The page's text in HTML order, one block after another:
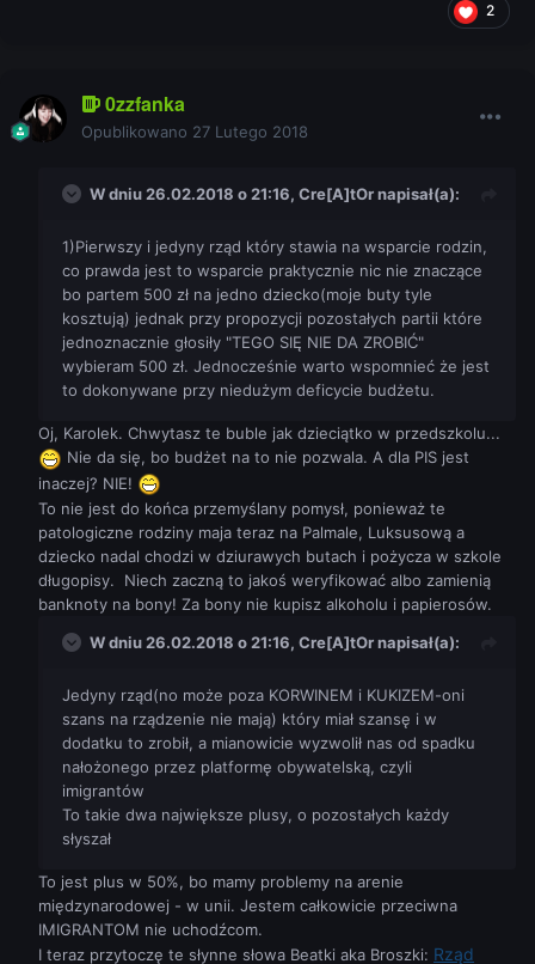
2
0zzfanka
Opublikowano 27 Lutego 2018
W dniu 26.02.2018 o 21:16, Cre[A]tOrnapisał(a):
1)Pierwszy i jedyny rząd który stawia na wsparcie rodzin,
co prawda jest to wsparcie praktycznie nic nie znaczące
bo partem 500 zł na jedno dziecko(moje buty tyle
kosztują) jednak przy propozycji pozostałych partii które
jednoznacznie głosiły "TEGO SIĘ NIE DA ZROBIĆ"
wybieram 500 zł. Jednocześnie warto wspomnieć że jest
to dokonywane przy niedużym deficycie budżetu.
Oj, Karolek. Chwytasz te buble jak dzieciątko w przedszkolu...
Nie da się, bo budżet na to nie pozwala. A dla PIS jest
inaczej? NIE!
To nie jest do końca przemyślany pomysł, ponieważ te
patologiczne rodziny maja teraz na Palmale, Luksusową a
dziecko nadal chodzi w dziurawych butach i pożycza w szkole
długopisy. Niech zaczną to jakoś weryfikować albo zamienią
banknoty na bony! Za bony nie kupisz alkoholu i papierosów.
W dniu 26.02.2018 o 21:16, Cre[A]tOrnapisał(a):
Jedyny rząd(no może poza KORWINEM i KUKIZEM-oni
szans na rządzenie nie mają) który miał szansę i w
dodatku to zrobił, a mianowicie wyzwolił nas od spadku
nałożonego przez platformę obywatelską, czyli
imigrantów
To takie dwa największe plusy, o pozostałych każdy
słyszał
To jest plus w 50%, bo mamy problemy na arenie
międzynarodowej - w unii. Jestem całkowicie przeciwna
IMIGRANTOM nie uchodźcom.
I teraz przytoczę te słynne słowa Beatki aka Broszki: Rząd